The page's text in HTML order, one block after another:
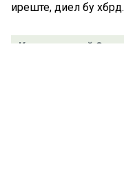
иреште, диелә бу хәбәрдә.
Комментарий 0